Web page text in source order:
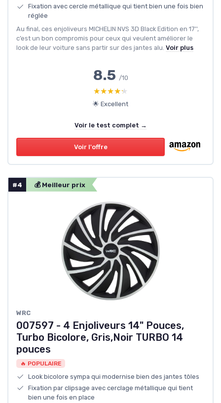
Fixation avec cercle métallique qui tient bien une fois bien
réglée
Au final, ces enjoliveurs MICHELIN NVS 3D Black Edition en 17'',
c’est un bon compromis pour ceux qui veulent améliorer le
look de leur voiture sans partir sur des jantes alu. Voir plus
8.5 /10
★★★★★
★★★★★
🌟 Excellent
Voir le test complet →
Voir l'offre
#4 💰 Meilleur prix
‎WRC
007597 - 4 Enjoliveurs 14" Pouces,
Turbo Bicolore, Gris,Noir TURBO 14
pouces
🔥 POPULAIRE
Look bicolore sympa qui modernise bien des jantes tôles
Fixation par clipsage avec cerclage métallique qui tient
bien une fois en place